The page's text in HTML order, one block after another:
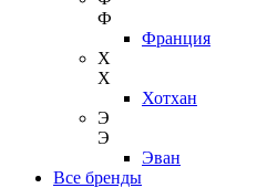
Ф
Франция
Х
Х
Хотхан
Э
Э
Эван
Все бренды